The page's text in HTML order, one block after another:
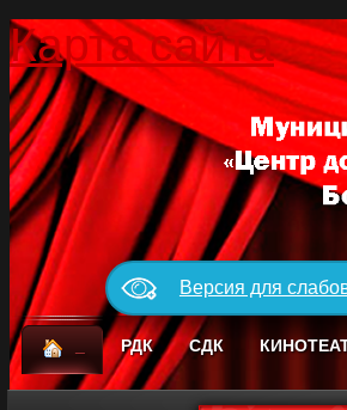
Карта сайта
Версия для
РДК СДК